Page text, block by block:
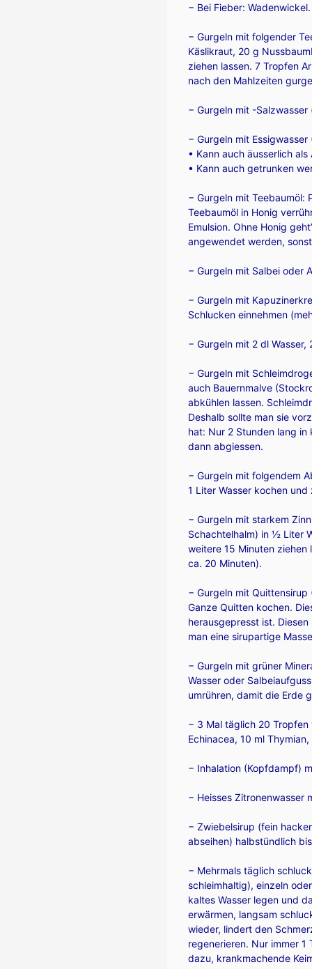
− Bei Fieber: Wadenwickel.
− Gurgeln mit folgender
Käslikraut, 20 g
ziehen lassen. 7 Tropfen
nach den Mahlzeiten
− Gurgeln mit -
− Gurgeln mit
• Kann auch äusserlich
• Kann auch getrunken
− Gurgeln mit Teebaumöl:
Teebaumöl in Honig
Emulsion. Ohne Honig
angewendet werden,
− Gurgeln mit Salbei oder
− Gurgeln mit
Schlucken einnehmen
− Gurgeln mit 2 dl
− Gurgeln mit
auch Bauernmalve
abkühlen lassen.
Deshalb sollte man sie
hat: Nur 2 Stunden lang in
dann abgiessen.
− Gurgeln mit folgendem
1 Liter Wasser kochen
− Gurgeln mit starkem
Schachtelhalm) in ½ Liter
weitere 15 Minuten ziehen
ca. 20 Minuten).
− Gurgeln mit Quittensirup
Ganze Quitten kochen.
herausgepresst ist.
man eine sirupartige
− Gurgeln mit grüner
Wasser oder
umrühren, damit die Erde
− 3 Mal täglich 20
Echinacea, 10 ml
− Inhalation (Kopfdampf)
− Heisses Zitronenwasser
− Zwiebelsirup (fein
abseihen) halbstündlich
− Mehrmals täglich
schleimhaltig), einzeln
kaltes Wasser legen und
erwärmen, langsam
wieder, lindert den
regenerieren. Nur immer 1
dazu, krankmachende